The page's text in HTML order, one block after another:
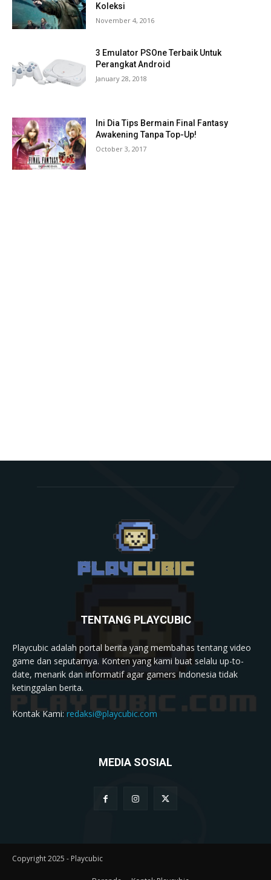
Koleksi
November 4, 2016
3 Emulator PSOne Terbaik Untuk
Perangkat Android
January 28, 2018
Ini Dia Tips Bermain Final Fantasy
Awakening Tanpa Top-Up!
October 3, 2017
TENTANG PLAYCUBIC
Playcubic adalah portal berita yang membahas tentang video
game dan seputarnya. Konten yang kami buat selalu up-to-
date, menarik dan informatif agar gamers Indonesia tidak
ketinggalan berita.
Kontak Kami:redaksi@playcubic.com
MEDIA SOSIAL
Copyright 2025 - Playcubic